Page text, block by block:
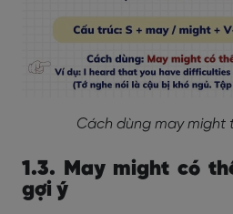
Cách dùng may might
1.3. May might có
gợi ý